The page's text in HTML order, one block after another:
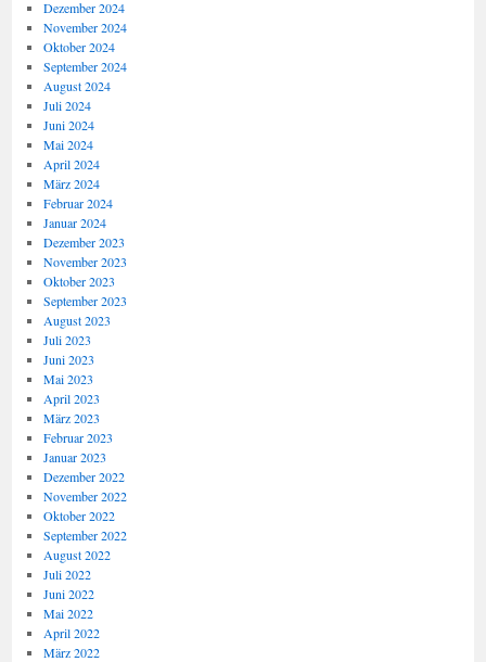
Dezember 2024
November 2024
Oktober 2024
September 2024
August 2024
Juli 2024
Juni 2024
Mai 2024
April 2024
März 2024
Februar 2024
Januar 2024
Dezember 2023
November 2023
Oktober 2023
September 2023
August 2023
Juli 2023
Juni 2023
Mai 2023
April 2023
März 2023
Februar 2023
Januar 2023
Dezember 2022
November 2022
Oktober 2022
September 2022
August 2022
Juli 2022
Juni 2022
Mai 2022
April 2022
März 2022